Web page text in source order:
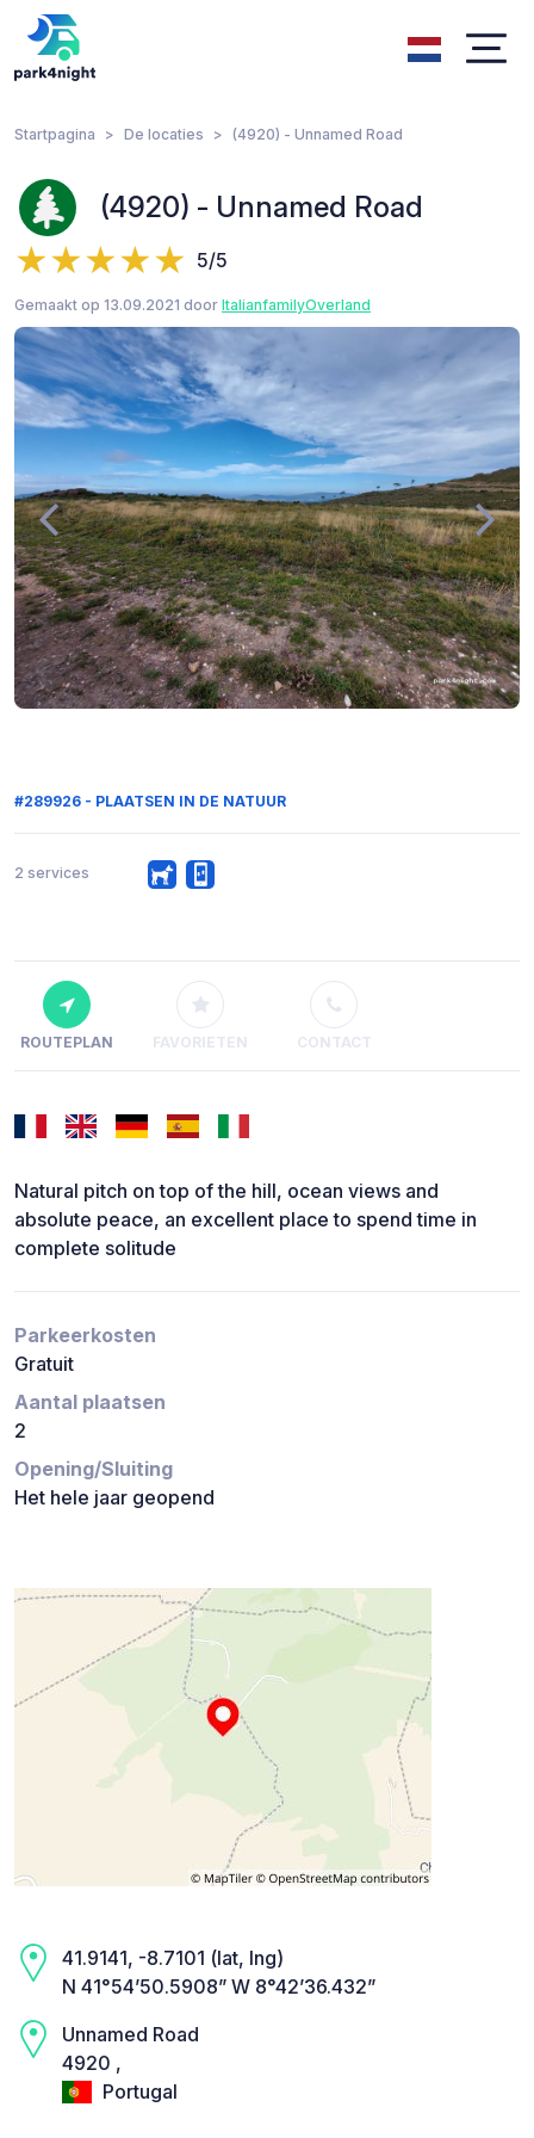
Startpagina De locaties (4920) - Unnamed Road
(4920) - Unnamed Road
5/5
Gemaakt op 13.09.2021 door ItalianfamilyOverland
#289926 - PLAATSEN IN DE NATUUR
2 services
ROUTEPLAN FAVORIETEN CONTACT
Natural pitch on top of the hill, ocean views and
absolute peace, an excellent place to spend time in
complete solitude
Parkeerkosten
Gratuit
Aantal plaatsen
2
Opening/Sluiting
Het hele jaar geopend
41.9141, -8.7101 (lat, lng)
N 41°54’50.5908” W 8°42’36.432”
Unnamed Road
4920 ,
Portugal